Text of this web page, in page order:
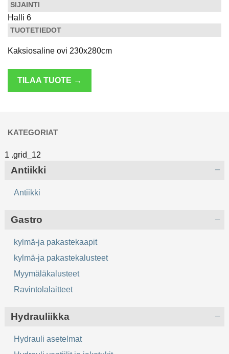
SIJAINTI
Halli 6
TUOTETIEDOT
Kaksiosaline ovi 230x280cm
TILAA TUOTE →
KATEGORIAT
Antiikki
Antiikki
Gastro
kylmä-ja pakastekaapit
kylmä-ja pakastekalusteet
Myymäläkalusteet
Ravintolalaitteet
Hydrauliikka
Hydrauli asetelmat